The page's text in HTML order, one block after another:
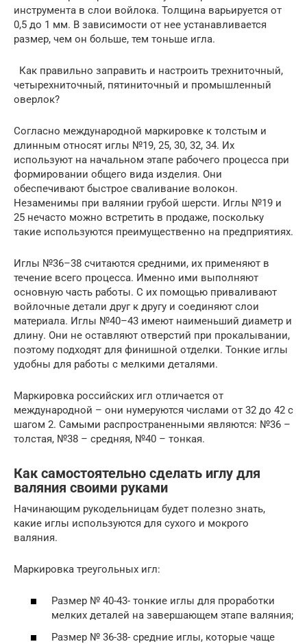
инструмента в слои войлока. Толщина варьируется от
0,5 до 1 мм. В зависимости от нее устанавливается
размер, чем он больше, тем тоньше игла.
Как правильно заправить и настроить трехниточный,
четырехниточный, пятиниточный и промышленный
оверлок?
Согласно международной маркировке к толстым и
длинным относят иглы №19, 25, 30, 32, 34. Их
используют на начальном этапе рабочего процесса при
формировании общего вида изделия. Они
обеспечивают быстрое сваливание волокон.
Незаменимы при валянии грубой шерсти. Иглы №19 и
25 нечасто можно встретить в продаже, поскольку
такие используются преимущественно на предприятиях.
Иглы №36–38 считаются средними, их применяют в
течение всего процесса. Именно ими выполняют
основную часть работы. С их помощью приваливают
войлочные детали друг к другу и соединяют слои
материала. Иглы №40–43 имеют наименьший диаметр и
длину. Они не оставляют отверстий при прокалывании,
поэтому подходят для финишной отделки. Тонкие иглы
удобны для работы с мелкими деталями.
Маркировка российских игл отличается от
международной – они нумеруются числами от 32 до 42 с
шагом 2. Самыми распространенными являются: №36 –
толстая, №38 – средняя, №40 – тонкая.
Как самостоятельно сделать иглу для
валяния своими руками
Начинающим рукодельницам будет полезно знать,
какие иглы используются для сухого и мокрого
валяния.
Маркировка треугольных игл:
Размер № 40-43- тонкие иглы для проработки
мелких деталей на завершающем этапе валяния;
Размер № 36-38- средние иглы, которые чаще